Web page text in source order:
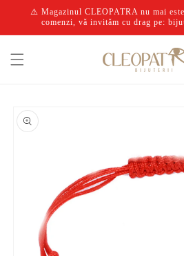
Salt la
conținut
⚠️ Magazinul CLEOPATRA nu mai
comenzi, vă invităm cu drag pe:
informațiile
despre